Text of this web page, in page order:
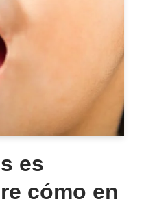
es
cómo en